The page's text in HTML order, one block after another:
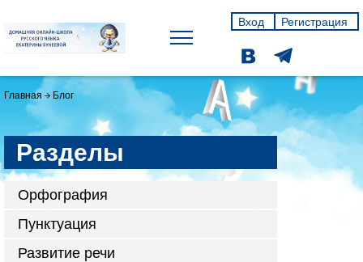
Вход Регистрация
Главная Блог
Разделы
Орфография
Пунктуация
Развитие речи